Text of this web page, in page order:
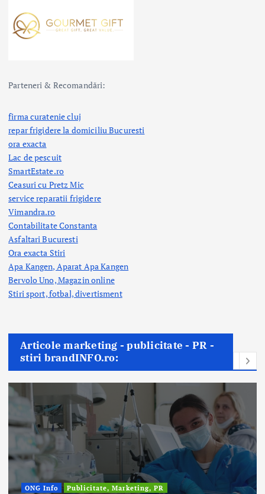
Parteneri & Recomandări:
firma curatenie cluj
repar frigidere la domiciliu Bucuresti
ora exacta
Lac de pescuit
SmartEstate.ro
Ceasuri cu Pretz Mic
service reparatii frigidere
Vimandra.ro
Contabilitate Constanta
Asfaltari Bucuresti
Ora exacta Stiri
Apa Kangen, Aparat Apa Kangen
Bervolo Uno, Magazin online
Stiri sport, fotbal,divertisment
Articole marketing - publicitate - PR -
stiri brandINFO.ro:
ONG Info Publicitate, Marketing, PR